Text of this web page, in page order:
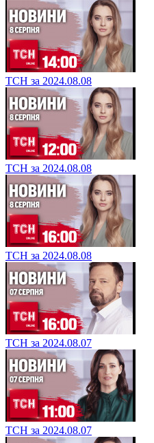
ТСН за 2024.08.08
ТСН за 2024.08.08
ТСН за 2024.08.08
ТСН за 2024.08.07
ТСН за 2024.08.07